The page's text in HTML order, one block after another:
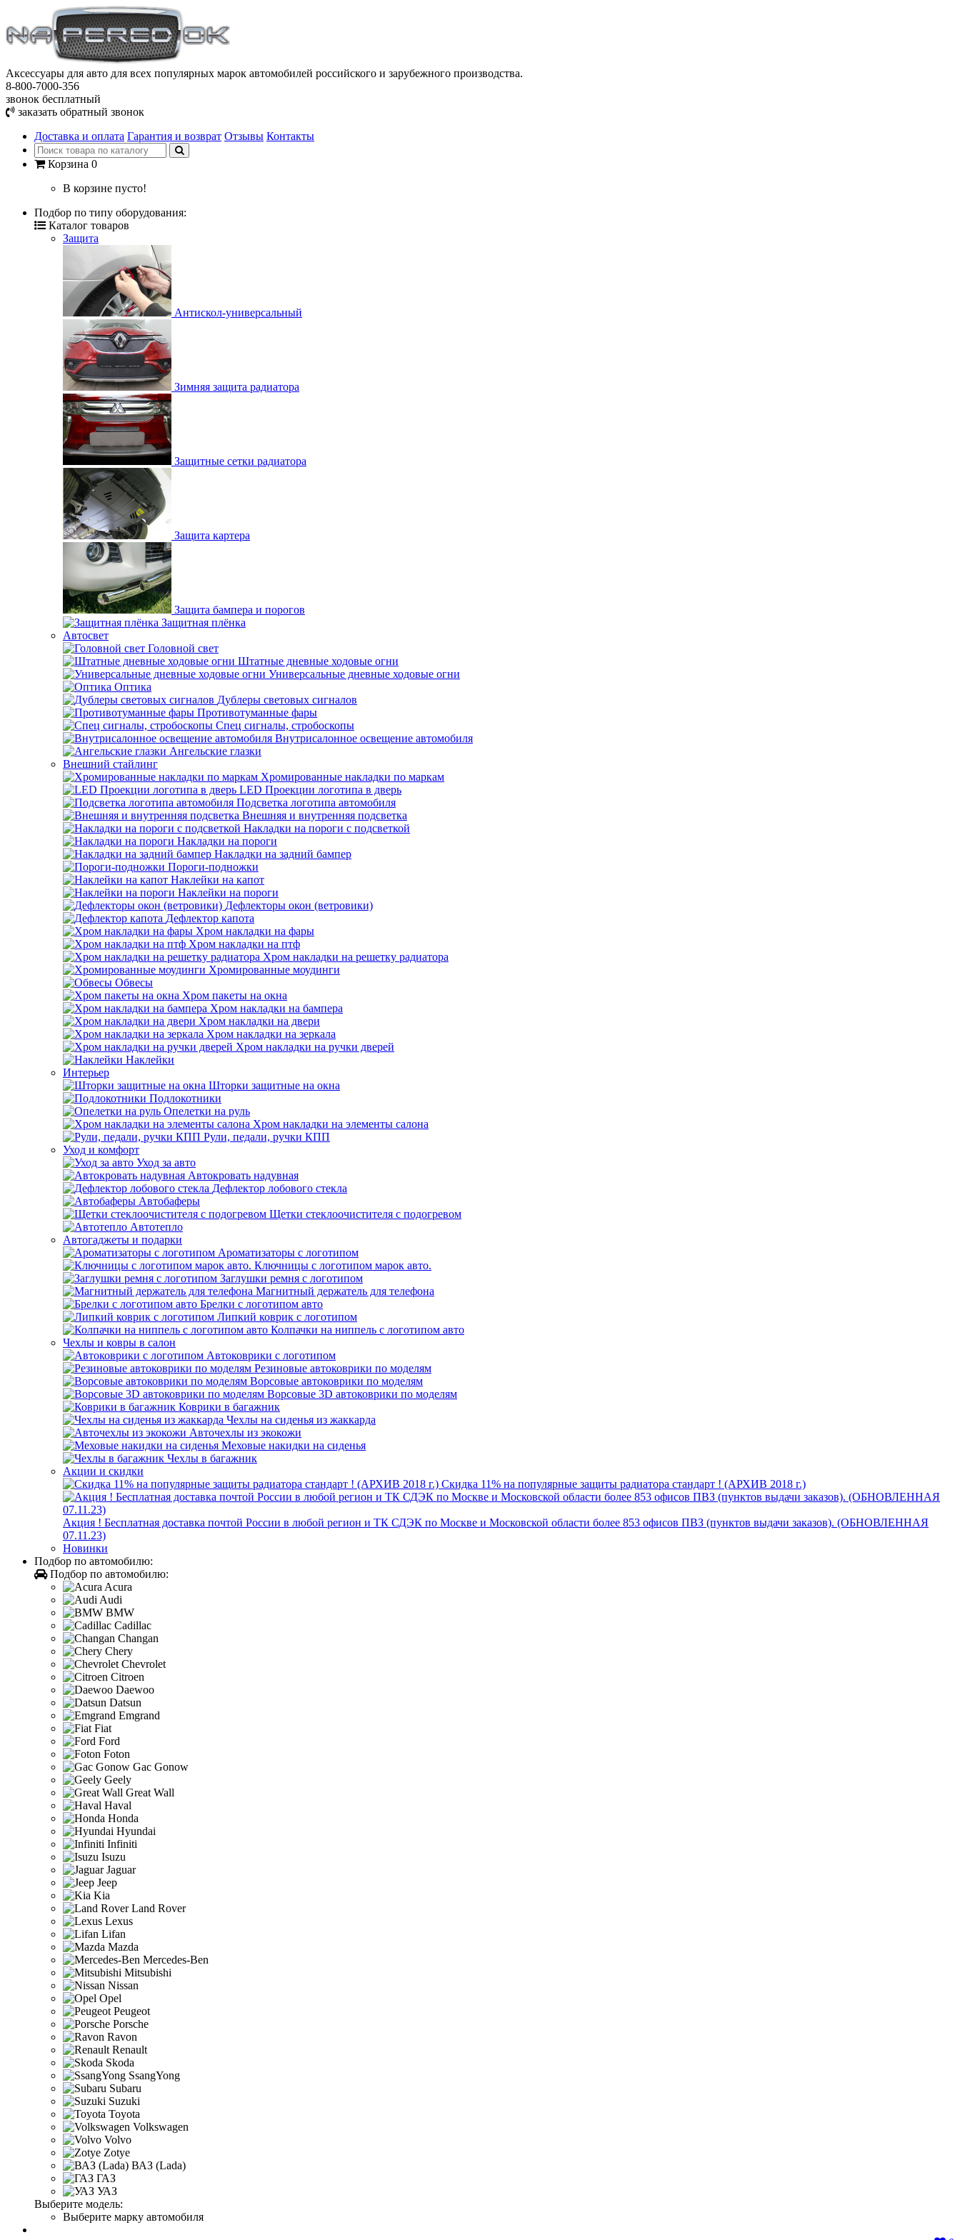
Аксессуары для авто для всех популярных марок автомобилей российского и зарубежного производства.
8-800-7000-356
звонок бесплатный
заказать обратный звонок
Доставка и оплата Гарантия и возврат Отзывы Контакты
Корзина 0
В корзине пусто!
Подбор по типу оборудования:
Каталог товаров
Защита
Антискол-универсальный
Зимняя защита радиатора
Защитные сетки радиатора
Защита картера
Защита бампера и порогов
Защитная плёнка
Автосвет
Головной свет
Штатные дневные ходовые огни
Универсальные дневные ходовые огни
Оптика
Дублеры световых сигналов
Противотуманные фары
Спец сигналы, стробоскопы
Внутрисалонное освещение автомобиля
Ангельские глазки
Внешний стайлинг
Хромированные накладки по маркам
LED Проекции логотипа в дверь
Подсветка логотипа автомобиля
Внешняя и внутренняя подсветка
Накладки на пороги с подсветкой
Накладки на пороги
Накладки на задний бампер
Пороги-подножки
Наклейки на капот
Наклейки на пороги
Дефлекторы окон (ветровики)
Дефлектор капота
Хром накладки на фары
Хром накладки на птф
Хром накладки на решетку радиатора
Хромированные моудинги
Обвесы
Хром пакеты на окна
Хром накладки на бампера
Хром накладки на двери
Хром накладки на зеркала
Хром накладки на ручки дверей
Наклейки
Интерьер
Шторки защитные на окна
Подлокотники
Опелетки на руль
Хром накладки на элементы салона
Рули, педали, ручки КПП
Уход и комфорт
Уход за авто
Автокровать надувная
Дефлектор лобового стекла
Автобаферы
Щетки стеклоочистителя с подогревом
Автотепло
Автогаджеты и подарки
Ароматизаторы с логотипом
Ключницы с логотипом марок авто.
Заглушки ремня с логотипом
Магнитный держатель для телефона
Брелки с логотипом авто
Липкий коврик c логотипом
Колпачки на ниппель с логотипом авто
Чехлы и ковры в салон
Автоковрики с логотипом
Резиновые автоковрики по моделям
Ворсовые автоковрики по моделям
Ворсовые 3D автоковрики по моделям
Коврики в багажник
Чехлы на сиденья из жаккарда
Авточехлы из экокожи
Меховые накидки на сиденья
Чехлы в багажник
Акции и скидки
Скидка 11% на популярные защиты радиатора стандарт ! (АРХИВ 2018 г.)
Акция ! Бесплатная доставка почтой России в любой регион и ТК СДЭК по Москве и Московской области более 853 офисов ПВЗ (пунктов выдачи заказов). (ОБНОВЛЕННАЯ
07.11.23)
Новинки
Подбор по автомобилю:
Подбор по автомобилю:
Acura
Audi
BMW
Cadillac
Changan
Chery
Chevrolet
Citroen
Daewoo
Datsun
Emgrand
Fiat
Ford
Foton
Gac Gonow
Geely
Great Wall
Haval
Honda
Hyundai
Infiniti
Isuzu
Jaguar
Jeep
Kia
Land Rover
Lexus
Lifan
Mazda
Mercedes-Ben
Mitsubishi
Nissan
Opel
Peugeot
Porsche
Ravon
Renault
Skoda
SsangYong
Subaru
Suzuki
Toyota
Volkswagen
Volvo
Zotye
ВАЗ (Lada)
ГАЗ
УАЗ
Выберите модель:
Выберите марку автомобиля